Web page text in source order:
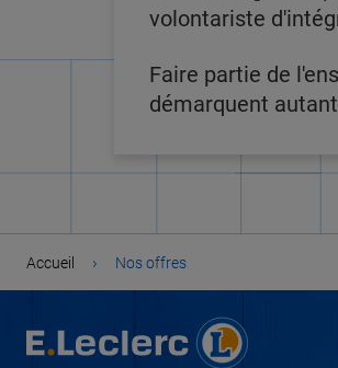
volontariste
Faire partie de
démarquent
Accueil › Nos offres